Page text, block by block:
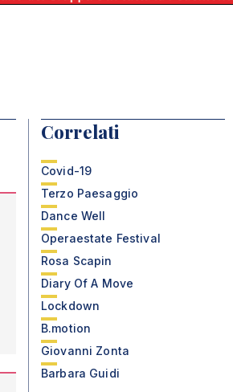
Correlati
Covid-19
Terzo Paesaggio
Dance Well
Operaestate Festival
Rosa Scapin
Diary Of A Move
Lockdown
B.motion
Giovanni Zonta
Barbara Guidi